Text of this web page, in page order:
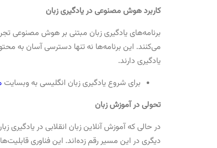
کاربرد هوش مصنوعی در یادگیری زبان
برنامه‌های یادگیری زبان مبتنی بر هوش مصنوعی
می‌کنند. این برنامه‌ها نه تنها دسترسی آسان به
یادگیری دارند.
برای شروع یادگیری زبان انگلیسی به وبسایت
تحولی در آموزش زبان
در حالی که آموزش آنلاین زبان انقلابی در
دیگری در این مسیر رقم زده‌اند. این فناوری